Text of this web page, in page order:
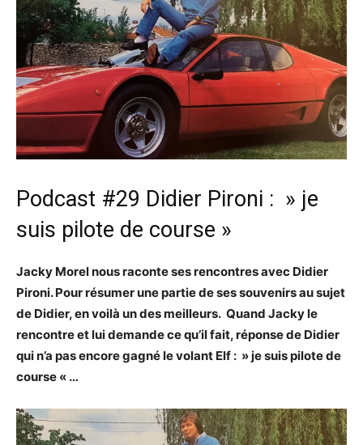
Podcast #29 Didier Pironi : » je
suis pilote de course »
Jacky Morel nous raconte ses rencontres avec Didier
Pironi. Pour résumer une partie de ses souvenirs au sujet
de Didier, en voilà un des meilleurs. Quand Jacky le
rencontre et lui demande ce qu’il fait, réponse de Didier
qui n’a pas encore gagné le volant Elf : » je suis pilote de
course « …